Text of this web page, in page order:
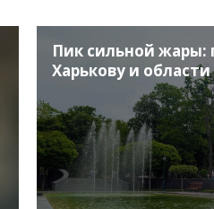
Пик сильной жары:
Харькову и области